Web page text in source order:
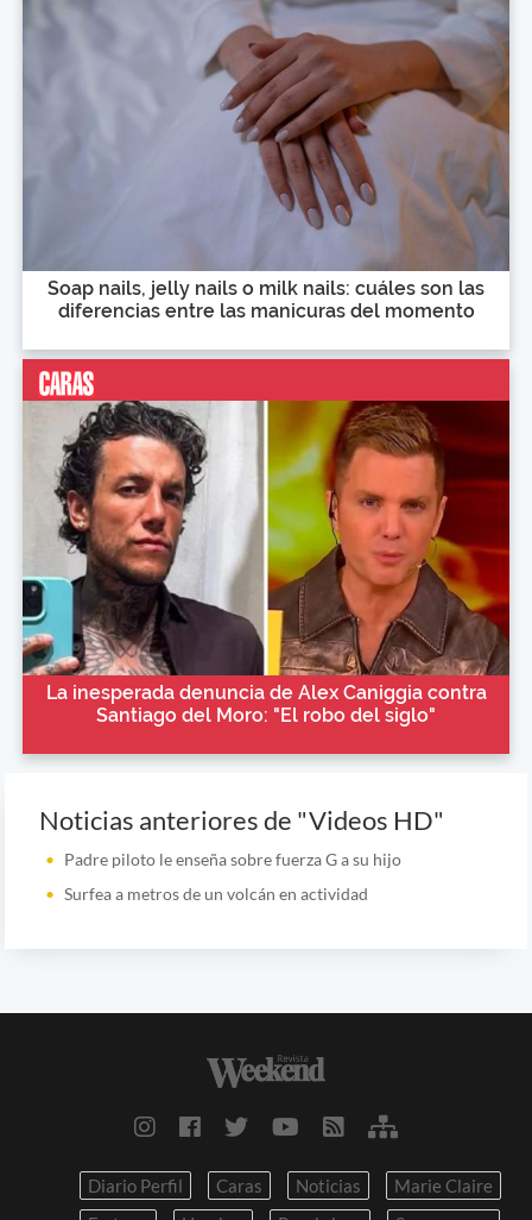
Soap nails, jelly nails o milk nails: cuáles son las
diferencias entre las manicuras del momento
La inesperada denuncia de Alex Caniggia contra
Santiago del Moro: "El robo del siglo"
Noticias anteriores de "Videos HD"
Padre piloto le enseña sobre fuerza G a su hijo
Surfea a metros de un volcán en actividad
Diario Perfil Caras Noticias
Marie Claire